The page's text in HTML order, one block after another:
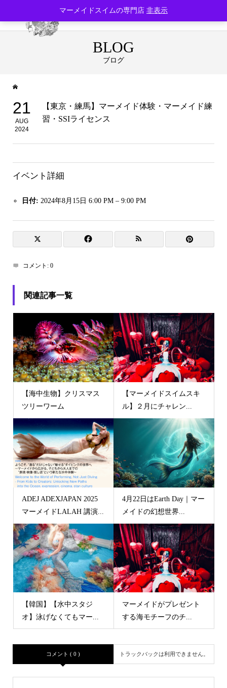
BLOG
ブログ
21
AUG
2024
【東京・練馬】マーメイド体験・マーメイド練
習・SSIライセンス
イベント詳細
日付: 2024年8月15日 6:00 PM –9:00 PM
コメント: 0
関連記事一覧
【海中生物】クリスマス
ツリーワーム
【マーメイドスイムスキ
ル】２月にチャレン...
ADEJ ADEXJAPAN 2025
マーメイドLALAH 講演...
4月22日はEarth Day｜マー
メイドの幻想世界...
【韓国】【水中スタジ
オ】泳げなくてもマー...
マーメイドがプレゼント
する海モチーフのチ...
コメント ( 0 ) トラックバックは利用できません。
マーメイドスイムの専門店 非表示